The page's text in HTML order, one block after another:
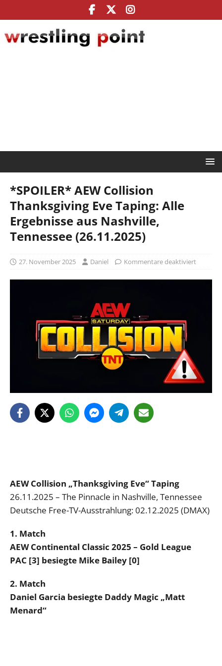
*SPOILER* AEW Collision
Thanksgiving Eve Taping: Alle
Ergebnisse aus Nashville,
Tennessee (26.11.2025)
27. November 2025 Daniel Kommentare deaktiviert
AEW Collision „Thanksgiving Eve“ Taping
26.11.2025 – The Pinnacle in Nashville, Tennessee
Deutsche Free-TV-Ausstrahlung: 02.12.2025 (DMAX)
1. Match
AEW Continental Classic 2025 – Gold League
PAC [3] besiegte Mike Bailey [0]
2. Match
Daniel Garcia besiegte Daddy Magic „Matt
Menard“